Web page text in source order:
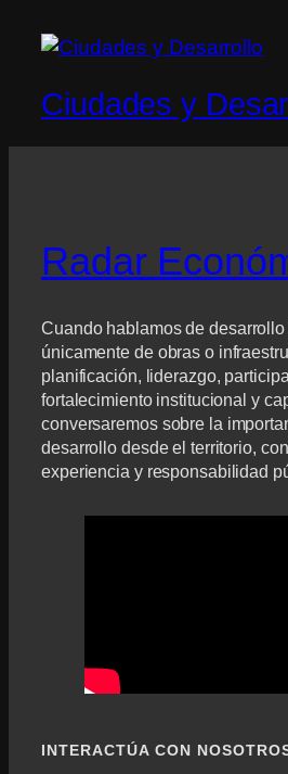
Ciudades y
Radar
Cuando hablamos de
únicamente de obras o
planificación, liderazgo,
fortalecimiento institucional y
conversaremos sobre la
desarrollo desde el territorio,
experiencia y responsabilidad
INTERACTÚA CON